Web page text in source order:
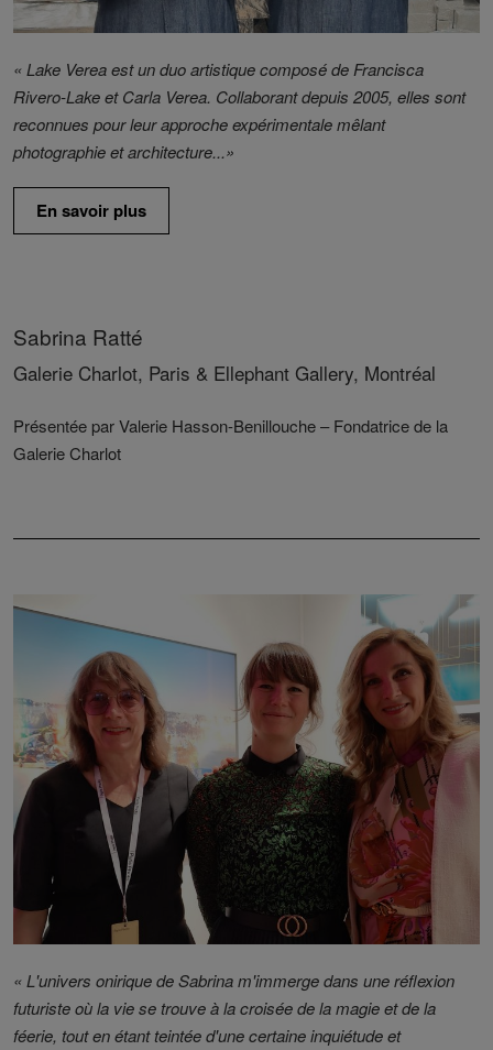
« Lake Verea est un duo artistique composé de Francisca
Rivero-Lake et Carla Verea. Collaborant depuis 2005, elles sont
reconnues pour leur approche expérimentale mêlant
photographie et architecture...»
En savoir plus
Sabrina Ratté
Galerie Charlot, Paris & Ellephant Gallery, Montréal
Présentée par Valerie Hasson-Benillouche – Fondatrice de la
Galerie Charlot
« L'univers onirique de Sabrina m'immerge dans une réflexion
futuriste où la vie se trouve à la croisée de la magie et de la
féerie, tout en étant teintée d'une certaine inquiétude et